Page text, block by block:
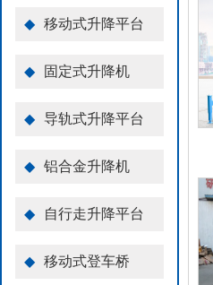
◆ 移动式升降平台
◆ 固定式升降机
◆ 导轨式升降平台
◆ 铝合金升降机
◆ 自行走升降平台
◆ 移动式登车桥